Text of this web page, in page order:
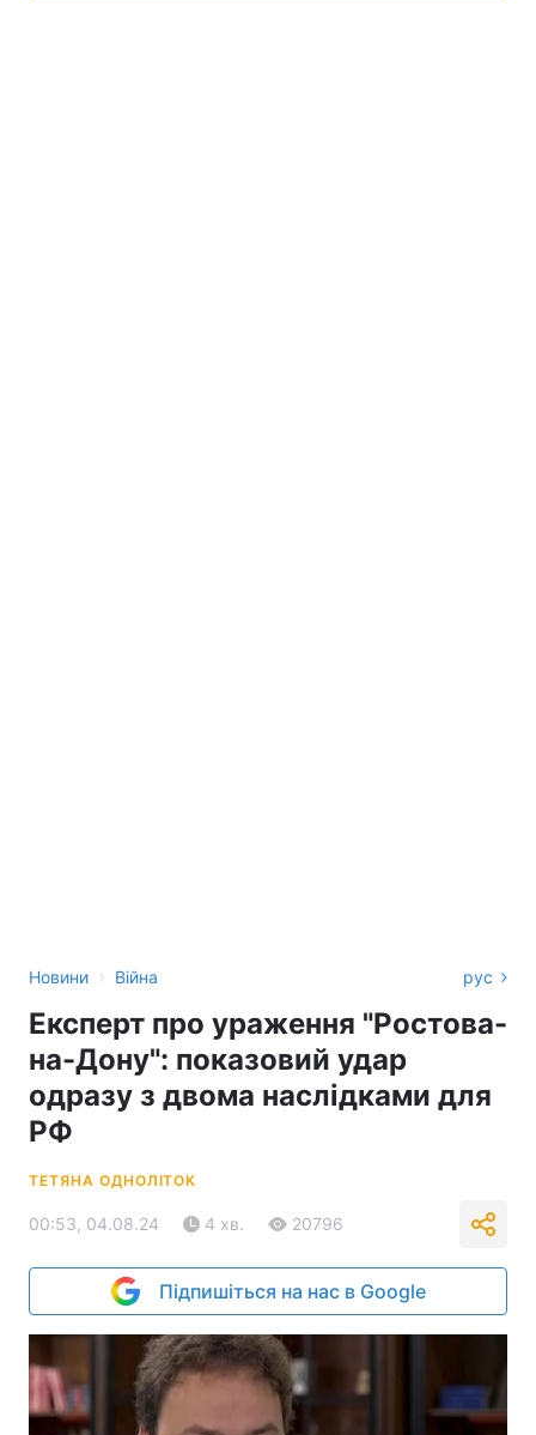
Новини › Війна рус
Експерт про ураження "Ростова-
на-Дону": показовий удар
одразу з двома наслідками для
РФ
ТЕТЯНА ОДНОЛІТОК
00:53, 04.08.24 4 хв. 20796
Підпишіться на нас в Google